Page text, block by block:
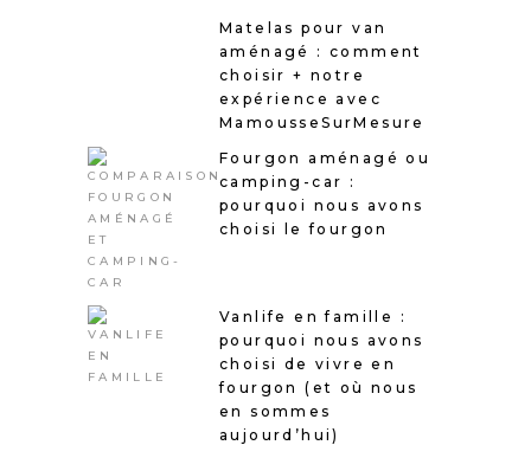
Matelas pour van
aménagé : comment
choisir + notre
expérience avec
MamousseSurMesure
Fourgon aménagé ou
camping-car :
pourquoi nous avons
choisi le fourgon
Vanlife en famille :
pourquoi nous avons
choisi de vivre en
fourgon (et où nous
en sommes
aujourd’hui)